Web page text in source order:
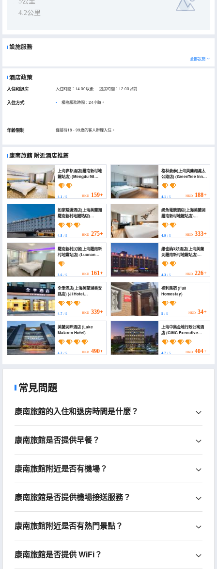
4.2公里
設施服務
全部設施
酒店政策
入住和退房 入住時間：14:00以後 退房時間：12:00以前
入住方式 櫃枱服務時間：24小時。
年齡限制 僅接待18 - 99歲的客人辦理入住。
康南旅館 附近酒店推薦
上海夢都酒店(羅南新村地
鐵站店) (Mengdu 98
Chain hotel)
4.1 / 5 HKD 159+
格林豪泰(上海美蘭湖滬太
公路店) (GreenTree Inn
(Shanghai Meilan Lake
Hutai Road))
4.1/ 5 HKD 188+
如家精選酒店(上海美蘭湖
羅南新村地鐵站店)
(Homeinn Plus Hotel
(Shanghai Meilan Lake
Luonan Xincun Subway
Station))
4.8 / 5 HKD 275+
網魚電競酒店(上海美蘭湖
羅南新村地鐵站店)
(WanYoo Esports Hotel
(Shanghai Meilan Lake
Luonan Xincun Subway
Station))
4.9/ 5 HKD 333+
羅南新村民宿(上海羅南新
村地鐵站店) (Luonan
Xincun Homestay
(Shanghai Luonan
Xincun Subway
Station))
3.6 / 5 HKD 161+
維也納3好酒店(上海美蘭
湖羅南新村地鐵站店)
(Vienna 3 Best Hotel
(Shanghai Meilan Lake
Luonan Xincun Subway
Station))
4.3/ 5 HKD 226+
全季酒店(上海美蘭湖美安
路店) (JI Hotel
(Shanghai Meilan Lake
Meian Road))
4.7 / 5 HKD 339+
福利民宿 (Fuli
Homestay)
5/ 5 HKD 34+
美蘭湖畔酒店 (Lake
Malaren Hotel)
4.2 / 5 HKD 490+
上海中集金地行政公寓酒
店 (CIMC Executive
Apartments Hotel
Shanghai)
4.7/ 5 HKD 404+
常見問題
康南旅館的入住和退房時間是什麼？
康南旅館是否提供早餐？
康南旅館附近是否有機場？
康南旅館是否提供機場接送服務？
康南旅館附近是否有熱門景點？
康南旅館是否提供 WiFi？